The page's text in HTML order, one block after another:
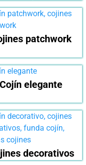
patchwork
Cojín elegante
decorativos